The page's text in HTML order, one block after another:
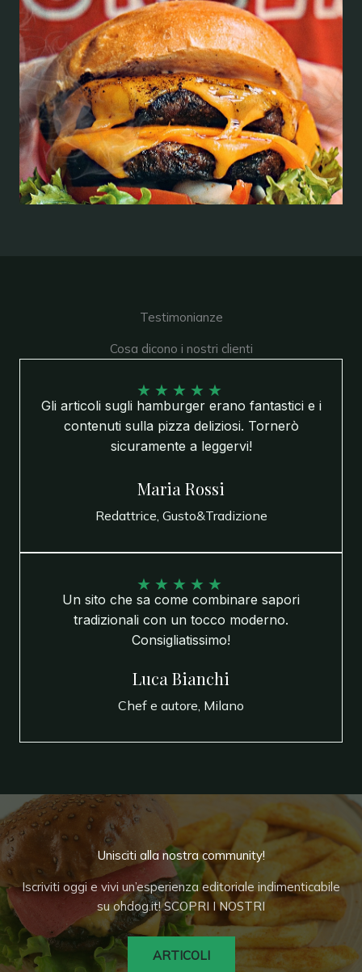
Testimonianze
Cosa dicono i nostri clienti
★ ★ ★ ★ ★
Gli articoli sugli hamburger erano fantastici e i
contenuti sulla pizza deliziosi. Tornerò
sicuramente a leggervi!
Maria Rossi
Redattrice, Gusto&Tradizione
★ ★ ★ ★ ★
Un sito che sa come combinare sapori
tradizionali con un tocco moderno.
Consigliatissimo!
Luca Bianchi
Chef e autore, Milano
Unisciti alla nostra community!
Iscriviti oggi e vivi un’esperienza editoriale indimenticabile
su ohdog.it! SCOPRI I NOSTRI
ARTICOLI